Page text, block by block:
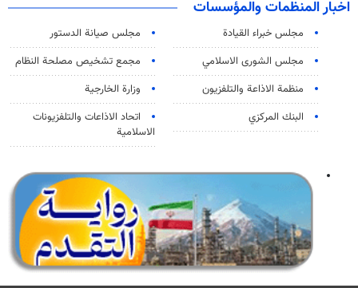
اخبار المنظمات والمؤسسات
مجلس خبراء القيادة
مجلس صيانة الدستور
مجلس الشورى الاسلامي
مجمع تشخيص مصلحة النظام
منظمة الاذاعة والتلفزیون
وزارة الخارجية
البنك المركزي
اتحاد الاذاعات والتلفزيونات
الاسلامية